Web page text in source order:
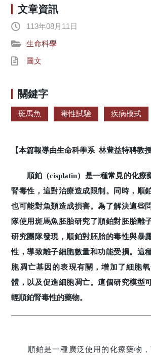
文章資訊
113年08月11日
生命科學
圖文
關鍵字
斑馬魚 毒性試驗 疾病模式
【本篇報導由生命科學系 林豊益特聘教
順鉑（cisplatin）是一種常見的化療
腎毒性，這對治療造成限制。同時，順
也可能對魚類造成損害。為了解決這些
隊使用斑馬魚胚胎研究了順鉑對胚胎離
研究團隊發現，順鉑對胚胎的毒性與暴
性，導致離子細胞數量和功能受損。這
胞凋亡基因的表現有關，增加了細胞
體，以及促進細胞凋亡。這個研究模型
輕順鉑腎毒性的藥物。
順鉑是一種廣泛使用的化療藥物，